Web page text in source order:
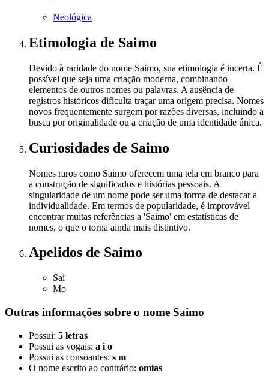
Neológica
Etimologia de Saimo
Devido à raridade do nome Saimo, sua etimologia é incerta. É
possível que seja uma criação moderna, combinando
elementos de outros nomes ou palavras. A ausência de
registros históricos dificulta traçar uma origem precisa. Nomes
novos frequentemente surgem por razões diversas, incluindo a
busca por originalidade ou a criação de uma identidade única.
Curiosidades de Saimo
Nomes raros como Saimo oferecem uma tela em branco para
a construção de significados e histórias pessoais. A
singularidade de um nome pode ser uma forma de destacar a
individualidade. Em termos de popularidade, é improvável
encontrar muitas referências a 'Saimo' em estatísticas de
nomes, o que o torna ainda mais distintivo.
Apelidos de Saimo
Sai
Mo
Outras informações sobre o nome Saimo
Possui: 5 letras
Possui as vogais: a i o
Possui as consoantes: s m
O nome escrito ao contrário: omias